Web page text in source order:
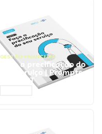
GESTÃO FINANCEIRA
Faça a precificação do
seu serviço | Prompts
ChatGPT